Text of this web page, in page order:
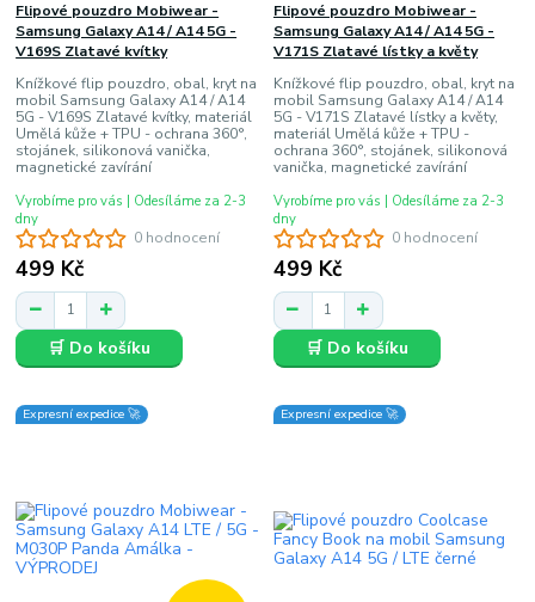
0 hodnocení
Flipové pouzdro Mobiwear -
Samsung Galaxy A14 / A14 5G -
V169S Zlatavé kvítky
Knížkové flip pouzdro, obal, kryt na
mobil Samsung Galaxy A14 / A14
5G - V169S Zlatavé kvítky, materiál
Umělá kůže + TPU - ochrana 360°,
stojánek, silikonová vanička,
magnetické zavírání
499 Kč
Vyrobíme pro vás | Odesíláme za 2-3
dny
🛒 Do košíku
0 hodnocení
Flipové pouzdro Mobiwear -
Samsung Galaxy A14 / A14 5G -
V171S Zlatavé lístky a květy
Knížkové flip pouzdro, obal, kryt na
mobil Samsung Galaxy A14 / A14
5G - V171S Zlatavé lístky a květy,
materiál Umělá kůže + TPU -
ochrana 360°, stojánek, silikonová
vanička, magnetické zavírání
499 Kč
Vyrobíme pro vás | Odesíláme za 2-3
dny
🛒 Do košíku
Expresní expedice 🚀 Expresní expedice 🚀